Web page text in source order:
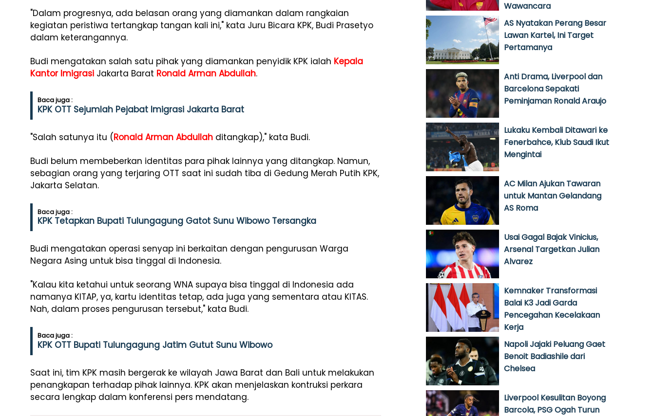
"Dalam progresnya, ada belasan orang yang diamankan dalam rangkaian
kegiatan peristiwa tertangkap tangan kali ini," kata Juru Bicara KPK, Budi Prasetyo
dalam keterangannya.
Budi mengatakan salah satu pihak yang diamankan penyidik KPK ialah Kepala
Kantor Imigrasi Jakarta Barat Ronald Arman Abdullah.
Baca juga :
KPK OTT Sejumlah Pejabat Imigrasi Jakarta Barat
"Salah satunya itu (Ronald Arman Abdullah ditangkap)," kata Budi.
Budi belum membeberkan identitas para pihak lainnya yang ditangkap. Namun,
sebagian orang yang terjaring OTT saat ini sudah tiba di Gedung Merah Putih KPK,
Jakarta Selatan.
Baca juga :
KPK Tetapkan Bupati Tulungagung Gatot Sunu Wibowo Tersangka
Budi mengatakan operasi senyap ini berkaitan dengan pengurusan Warga
Negara Asing untuk bisa tinggal di Indonesia.
"Kalau kita ketahui untuk seorang WNA supaya bisa tinggal di Indonesia ada
namanya KITAP, ya, kartu identitas tetap, ada juga yang sementara atau KITAS.
Nah, dalam proses pengurusan tersebut," kata Budi.
Baca juga :
KPK OTT Bupati Tulungagung Jatim Gutut Sunu Wibowo
Saat ini, tim KPK masih bergerak ke wilayah Jawa Barat dan Bali untuk melakukan
penangkapan terhadap pihak lainnya. KPK akan menjelaskan kontruksi perkara
secara lengkap dalam konferensi pers mendatang.
Wawancara
AS Nyatakan Perang Besar
Lawan Kartel, Ini Target
Pertamanya
Anti Drama, Liverpool dan
Barcelona Sepakati
Peminjaman Ronald Araujo
Lukaku Kembali Ditawari ke
Fenerbahce, Klub Saudi Ikut
Mengintai
AC Milan Ajukan Tawaran
untuk Mantan Gelandang
AS Roma
Usai Gagal Bajak Vinicius,
Arsenal Targetkan Julian
Alvarez
Kemnaker Transformasi
Balai K3 Jadi Garda
Pencegahan Kecelakaan
Kerja
Napoli Jajaki Peluang Gaet
Benoit Badiashile dari
Chelsea
Liverpool Kesulitan Boyong
Barcola, PSG Ogah Turun